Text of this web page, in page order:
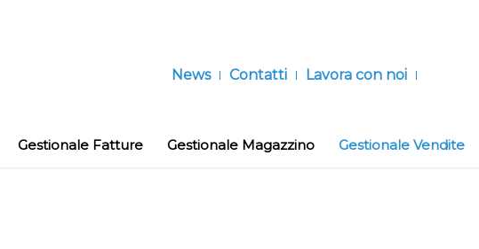
News Contatti Lavora con noi
Gestionale Fatture Gestionale Magazzino Gestionale Vendite